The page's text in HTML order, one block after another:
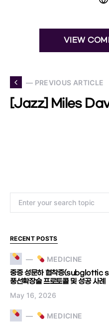
VIEW
— PREVIOUS ARTICLE
[Jazz] Miles
RECENT POSTS
MEDICINE
중증 성문하 협착증(subglottic
풍선확장술 프로토콜 및 성공 사례
May 16, 2026
MEDICINE